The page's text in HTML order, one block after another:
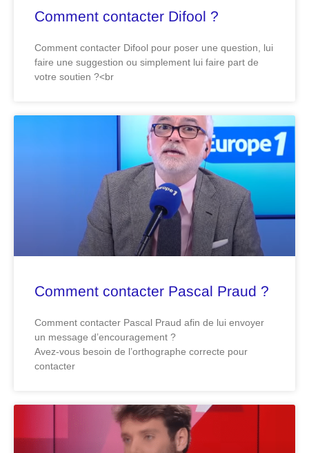
Comment contacter Difool ?
Comment contacter Difool pour poser une question, lui
faire une suggestion ou simplement lui faire part de
votre soutien ?<br
Comment contacter Pascal Praud ?
Comment contacter Pascal Praud afin de lui envoyer
un message d’encouragement ?
Avez-vous besoin de l’orthographe correcte pour
contacter